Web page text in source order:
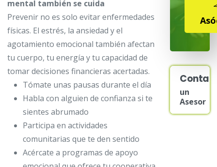
mental también se cuida
Prevenir no es solo evitar enfermedades
físicas. El estrés, la ansiedad y el
agotamiento emocional también afectan
tu cuerpo, tu energía y tu capacidad de
tomar decisiones financieras acertadas.
Tómate unas pausas durante el día
Habla con alguien de confianza si te
sientes abrumado
Participa en actividades
comunitarias que te den sentido
Acércate a programas de apoyo
un
Asesor